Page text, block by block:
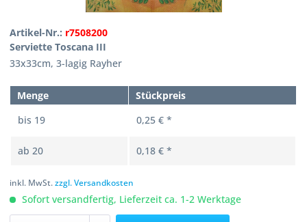
Artikel-Nr.: r7508200
Serviette Toscana III
33x33cm, 3-lagig Rayher
Menge
Stückpreis
bis 19 0,25 € *
ab20 0,18 € *
inkl. MwSt.zzgl. Versandkosten
Sofort versandfertig, Lieferzeit ca. 1-2 Werktage